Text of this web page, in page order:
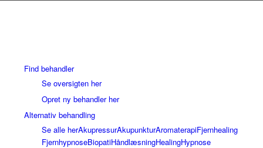
Find behandler
Se oversigten her
Opret ny behandler her
Alternativ behandling
Se alle herAkupressurAkupunkturAromaterapiFjernhealing
FjernhypnoseBiopatiHåndlæsningHealingHypnose